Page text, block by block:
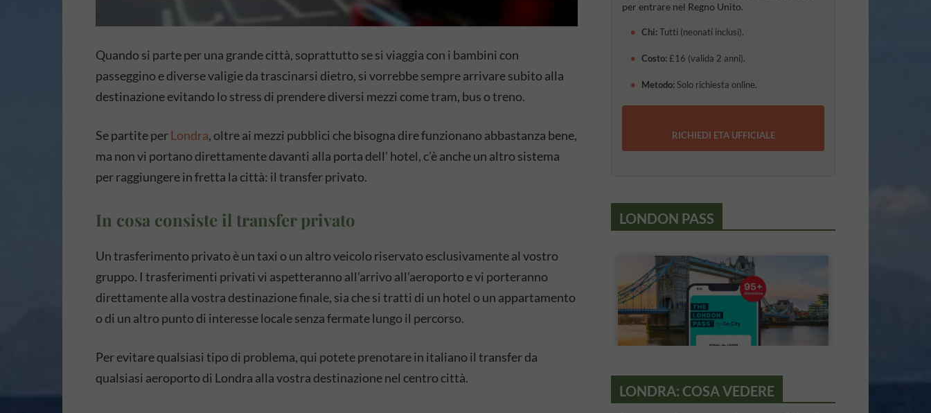
Quando si parte per una grande città, soprattutto se si viaggia con i bambini con
passeggino e diverse valigie da trascinarsi dietro, si vorrebbe sempre arrivare subito alla
destinazione evitando lo stress di prendere diversi mezzi come tram, bus o treno.
Se partite perLondra, oltre ai mezzi pubblici che bisogna dire funzionano abbastanza bene,
ma non vi portano direttamente davanti alla porta dell’ hotel, c’è anche un altro sistema
per raggiungere in fretta la città: il transfer privato.
In cosa consiste il transfer privato
Un trasferimento privato è un taxi o un altro veicolo riservato esclusivamente al vostro
gruppo. I trasferimenti privati vi aspetteranno all’arrivo all’aeroporto e vi porteranno
direttamente alla vostra destinazione finale, sia che si tratti di un hotel o un appartamento
o di un altro punto di interesse locale senza fermate lungo il percorso.
Per evitare qualsiasi tipo di problema, qui potete prenotare in italiano il transfer da
qualsiasi aeroporto di Londra alla vostra destinazione nel centro città.
per entrare nel Regno Unito.
• Chi:Tutti (neonati inclusi).
• Costo:£16 (valida 2 anni).
• Metodo:Solo richiesta online.
RICHIEDI ETA UFFICIALE
LONDON PASS
LONDRA: COSA VEDERE